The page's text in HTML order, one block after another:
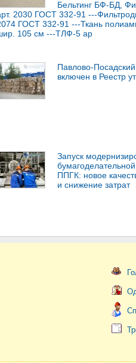
Бельтинг БФ-БД,
2030 ГОСТ 332-91 ---
ГОСТ 332-91 ---Ткань
105 см ---ТЛФ-5 ар
Павлово-
включен в Реестр
Запуск
ППГК: новое
и снижение затрат